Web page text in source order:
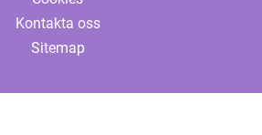
Kontakta oss
Sitemap